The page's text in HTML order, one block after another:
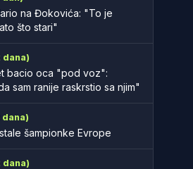
na Đokovića: "To je
što stari"
dana)
bacio oca "pod voz":
sam ranije raskrstio sa njim"
dana)
šampionke Evrope
dana)